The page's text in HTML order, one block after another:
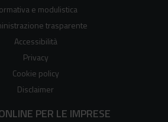
e modulistica
trasparente
Accessibilità
Privacy
Cookie policy
Disclaimer
PER LE IMPRESE